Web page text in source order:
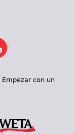
Empezar con un